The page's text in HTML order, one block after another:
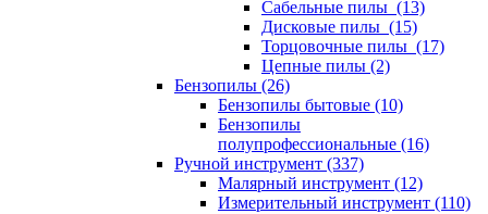
Сабельные пилы (13)
Дисковые пилы (15)
Торцовочные пилы (17)
Цепные пилы (2)
Бензопилы (26)
Бензопилы бытовые (10)
Бензопилы
полупрофессиональные (16)
Ручной инструмент (337)
Малярный инструмент (12)
Измерительный инструмент (110)